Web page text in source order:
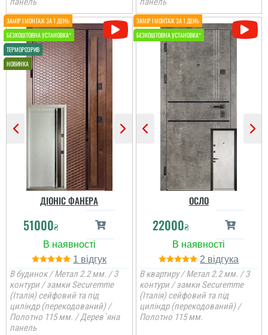
Валерій
Загалом дверима
задоволений та і
сервісом, думав будуть
за ніс водити мене
довго, але н, вирішили
швидко і замінили
накладку ще на
краще.Сказали щ цими
дверима це вперше...
читати всі відгуки
ДІОНІС ФАНЕРА
51000₴
1
В будинок / Метал 2.2 мм. / 3
контури / замки Securemme
(Італія) сейфовий та під
циліндр (перекодований) /
Полотно 115 мм. / Дерев`яна
панель
ОСЛО
22000₴
2
В квартиру / Метал 2.2 мм. / 3
контури / замки Securemme
(Італія) сейфовий та під
циліндр (перекодований) /
Полотно 115 мм.